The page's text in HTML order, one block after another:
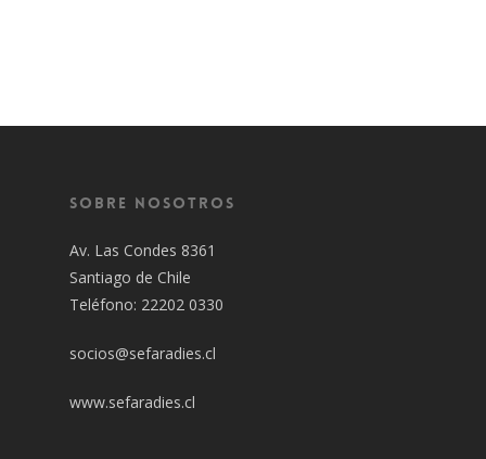
Sobre Nosotros
Av. Las Condes 8361
Santiago de Chile
Teléfono: 22202 0330
socios@sefaradies.cl
www.sefaradies.cl